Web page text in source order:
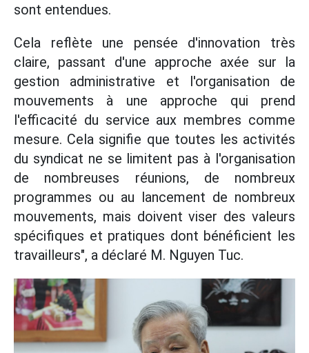
sont entendues.
Cela reflète une pensée d'innovation très
claire, passant d'une approche axée sur la
gestion administrative et l'organisation de
mouvements à une approche qui prend
l'efficacité du service aux membres comme
mesure. Cela signifie que toutes les activités
du syndicat ne se limitent pas à l'organisation
de nombreuses réunions, de nombreux
programmes ou au lancement de nombreux
mouvements, mais doivent viser des valeurs
spécifiques et pratiques dont bénéficient les
travailleurs", a déclaré M. Nguyen Tuc.